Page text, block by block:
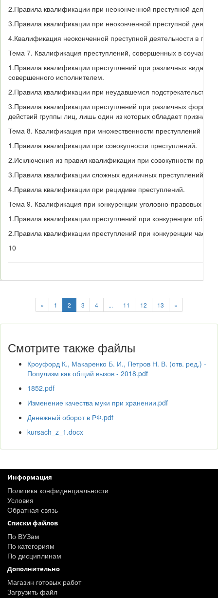
2.Правила квалификации при неоконченной преступной
3.Правила квалификации при неоконченной преступной
4.Квалификация неоконченной преступной деятельности в
Тема 7. Квалификация преступлений, совершенных в соучастии
1.Правила квалификации преступлений при различных видах
совершенного исполнителем.
2.Правила квалификации при неудавшемся подстрекательстве.
3.Правила квалификации преступлений при различных
действий группы лиц, лишь один из которых обладает
Тема 8. Квалификация при множественности преступлений
1.Правила квалификации при совокупности преступлений.
2.Исключения из правил квалификации при совокупности
3.Правила квалификации сложных единичных преступлений.
4.Правила квалификации при рецидиве преступлений.
Тема 9. Квалификация при конкуренции уголовно-правовых
1.Правила квалификации преступлений при конкуренции
2.Правила квалификации преступлений при конкуренции части
10
« 1 2 3 4 ... 11 12 13 »
Смотрите также файлы
Кроуфорд К., Макаренко Б. И., Петров Н. В. (отв. ред.) -
Популизм как общий вызов - 2018.pdf
1852.pdf
Изменение качества муки при хранении.pdf
Денежный оборот в РФ.pdf
kursach_z_1.docx
Информация
Политика конфиденциальности
Условия
Обратная связь
Списки файлов
По ВУЗам
По категориям
По дисциплинам
Дополнительно
Магазин готовых работ
Загрузить файл